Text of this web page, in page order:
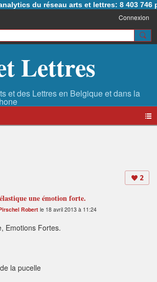
du réseau arts et lettres: 8 403 746
Connexion
Lettres
2
une émotion forte.
Robert le 18 avril 2013 à 11:24
Emotions Fortes.
la pucelle